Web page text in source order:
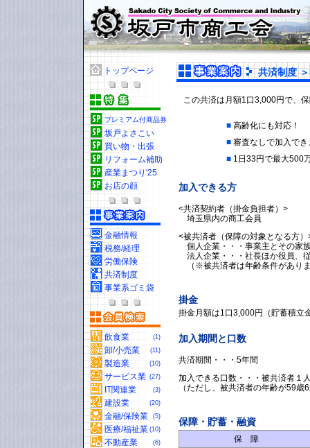
トップページ
プレミアム付商品券
坂戸よさこい
買い物・出張
リフォーム補助
産業まつり'25
お店の顔
金融情報
税務/経理
労働保険
共済制度
事業系ゴミ袋
飲食業 (1)
卸/小売業 (11)
製造業 (10)
サービス業 (27)
IT関連業 (3)
建設業 (20)
金融/保険業 (5)
医療/福祉業 (10)
不動産業 (6)
共済制度
この共済は月額1口3,000円で、
■ 高齢化にも対応！
■ 審査なしで加入でき
■ 1日33円で最大500
加入できる方
<共済契約者（掛金負担者）>
埼玉県内の商工会員
<被共済者（保障の対象となる方）
個人企業・・・事業主とその家
法人企業・・・社長ほか役員、
（※被共済者は年齢条件があり
掛金
掛金月額は1口3,000円（貯蓄積立
加入期間と口数
共済期間・・・5年間
加入できる口数・・・被共済者１
（ただし、被共済者の年齢が59
保障・貯蓄・融資
保 障